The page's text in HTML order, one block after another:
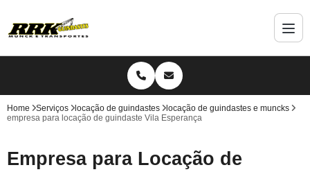
Home Serviços locação de guindastes
locação de guindastes e muncks
empresa para locação de guindaste Vila Esperança
Empresa para Locação de